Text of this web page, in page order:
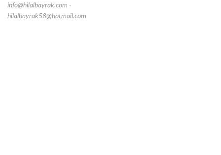
info@hilalbayrak.com -
hilalbayrak58@hotmail.com